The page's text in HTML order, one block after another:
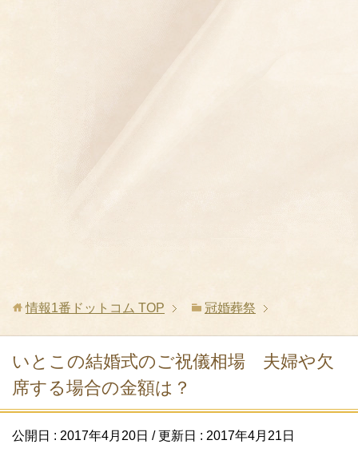
情報1番ドットコム TOP 冠婚葬祭
いとこの結婚式のご祝儀相場 夫婦や欠
席する場合の金額は？
公開日 : 2017年4月20日 / 更新日 : 2017年4月21日